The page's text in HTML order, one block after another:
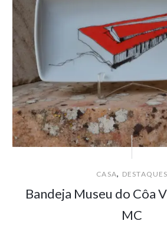
CASA, DESTAQUES
Bandeja Museu do Côa
MC